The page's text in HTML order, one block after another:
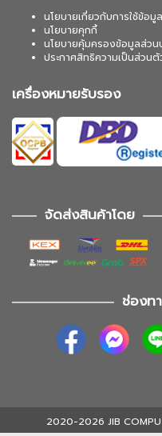
นโยบายเกี่ยวกับการใช้ข้อ
นโยบายคุกกี้
นโยบายคุ้มครองข้อมูลส่วน
ประกาศสิทธิความเป็นส่วน
เครื่องหมายรับรอง
จัดส่งสินค้าโดย
ช่องท
2020-2026 JIB